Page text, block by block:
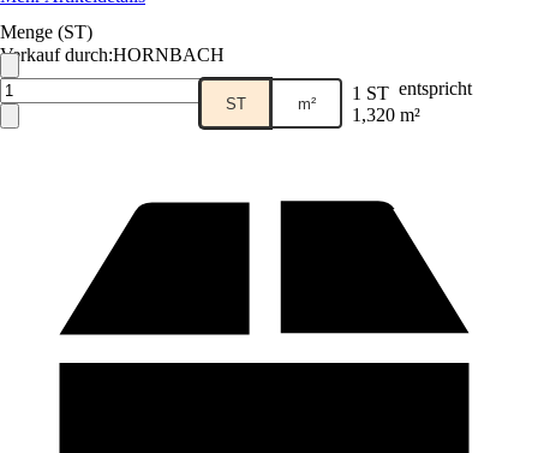
Verkauf durch:HORNBACH
Menge (ST)
ST m² 1 ST entspricht
1,320 m²